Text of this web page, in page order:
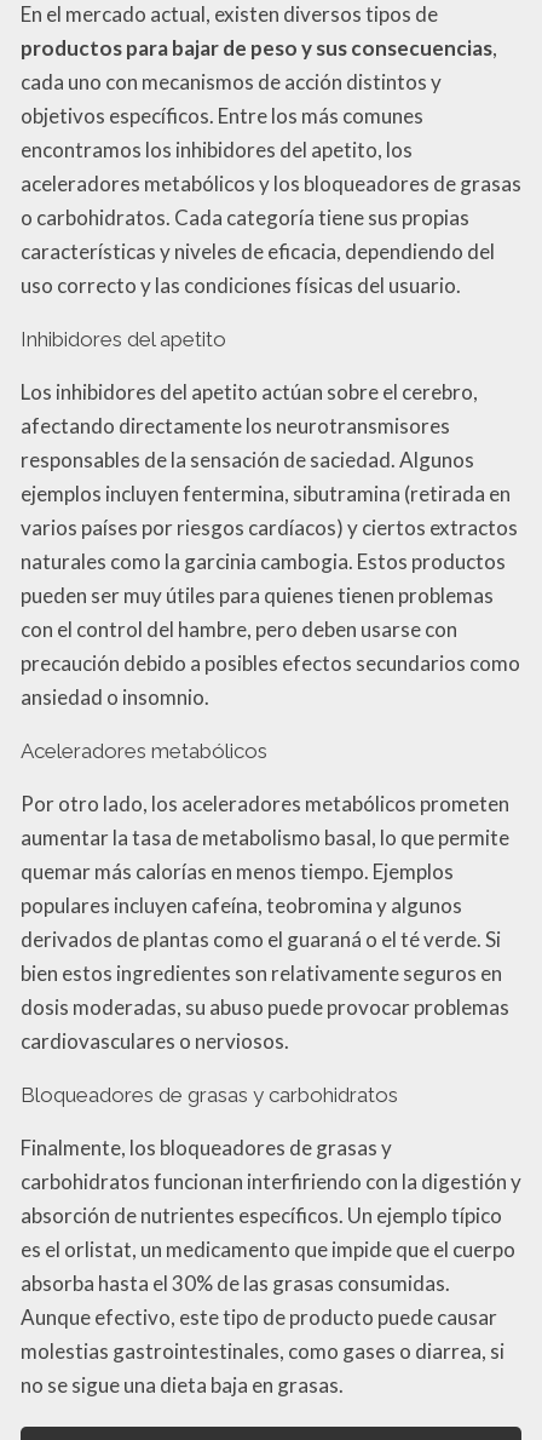
En el mercado actual, existen diversos tipos de
productos para bajar de peso y sus consecuencias,
cada uno con mecanismos de acción distintos y
objetivos específicos. Entre los más comunes
encontramos los inhibidores del apetito, los
aceleradores metabólicos y los bloqueadores de grasas
o carbohidratos. Cada categoría tiene sus propias
características y niveles de eficacia, dependiendo del
uso correcto y las condiciones físicas del usuario.
Inhibidores del apetito
Los inhibidores del apetito actúan sobre el cerebro,
afectando directamente los neurotransmisores
responsables de la sensación de saciedad. Algunos
ejemplos incluyen fentermina, sibutramina (retirada en
varios países por riesgos cardíacos) y ciertos extractos
naturales como la garcinia cambogia. Estos productos
pueden ser muy útiles para quienes tienen problemas
con el control del hambre, pero deben usarse con
precaución debido a posibles efectos secundarios como
ansiedad o insomnio.
Aceleradores metabólicos
Por otro lado, los aceleradores metabólicos prometen
aumentar la tasa de metabolismo basal, lo que permite
quemar más calorías en menos tiempo. Ejemplos
populares incluyen cafeína, teobromina y algunos
derivados de plantas como el guaraná o el té verde. Si
bien estos ingredientes son relativamente seguros en
dosis moderadas, su abuso puede provocar problemas
cardiovasculares o nerviosos.
Bloqueadores de grasas y carbohidratos
Finalmente, los bloqueadores de grasas y
carbohidratos funcionan interfiriendo con la digestión y
absorción de nutrientes específicos. Un ejemplo típico
es el orlistat, un medicamento que impide que el cuerpo
absorba hasta el 30% de las grasas consumidas.
Aunque efectivo, este tipo de producto puede causar
molestias gastrointestinales, como gases o diarrea, si
no se sigue una dieta baja en grasas.